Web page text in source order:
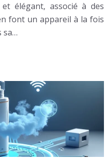
élégant, associé à des
font un appareil à la fois
sa…